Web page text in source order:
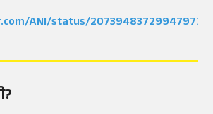
ANI/status/2073948372994797761